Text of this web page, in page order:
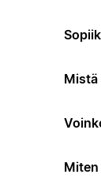
Mistä